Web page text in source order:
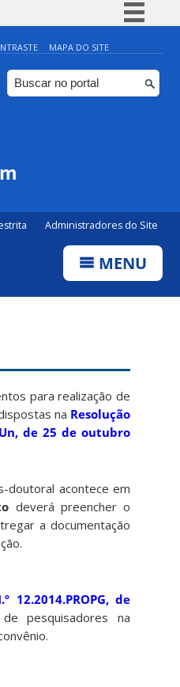
Simplifique!
Comunica BR
Participe
MAPA DO SITE
Administradores do Site
MENU
para realização de
na Resolução
de 25 de outubro
doutoral acontece em
deverá preencher o
a documentação
12.2014.PROPG, de
pesquisadores na